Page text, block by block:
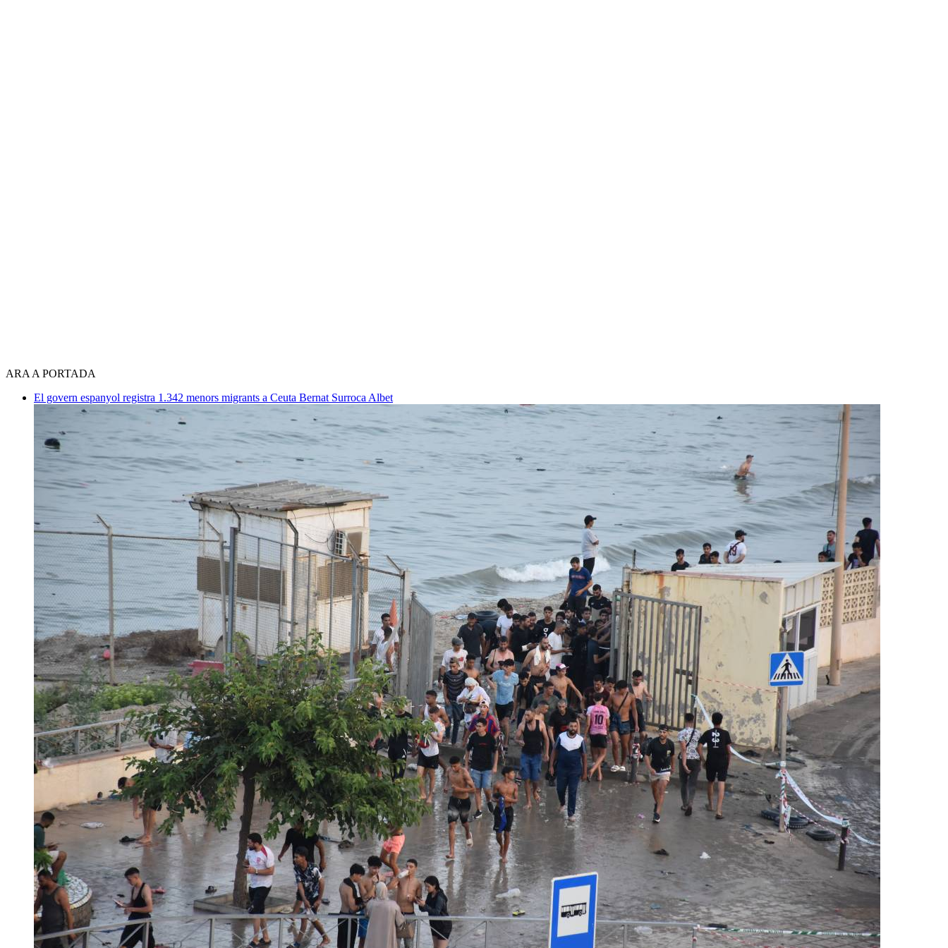
ARA A PORTADA
El govern espanyol registra 1.342 menors migrants a Ceuta Bernat Surroca Albet